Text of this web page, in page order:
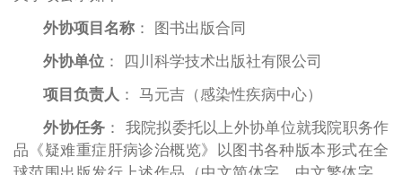
外协项目名称 ： 图书出版合同
外协单位 ： 四川科学技术出版社有限公司
项目负责人 ： 马元吉（感染性疾病中心）
外协任务 ： 我院拟委托以上外协单位就我院职务作
品《疑难重症肝病诊治概览》以图书各种版本形式在全